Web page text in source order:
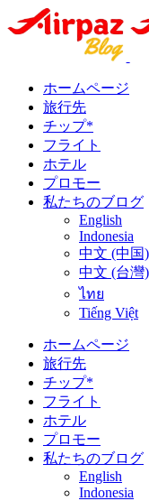
ホームページ
旅行先
チップ*
フライト
ホテル
プロモー
私たちのブログ
English
Indonesia
中文 (中国)
中文 (台灣)
ไทย
Tiếng Việt
ホームページ
旅行先
チップ*
フライト
ホテル
プロモー
私たちのブログ
English
Indonesia